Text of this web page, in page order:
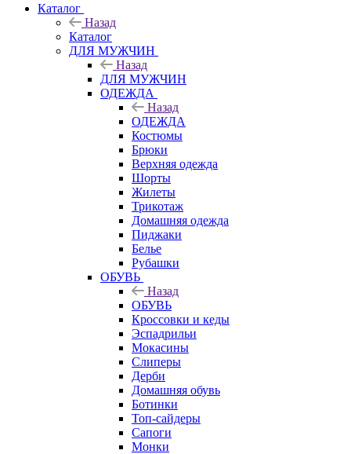
Каталог
Назад
Каталог
ДЛЯ МУЖЧИН
Назад
ДЛЯ МУЖЧИН
ОДЕЖДА
Назад
ОДЕЖДА
Костюмы
Брюки
Верхняя одежда
Шорты
Жилеты
Трикотаж
Домашняя одежда
Пиджаки
Белье
Рубашки
ОБУВЬ
Назад
ОБУВЬ
Кроссовки и кеды
Эспадрильи
Мокасины
Слиперы
Дерби
Домашняя обувь
Ботинки
Топ-сайдеры
Сапоги
Монки